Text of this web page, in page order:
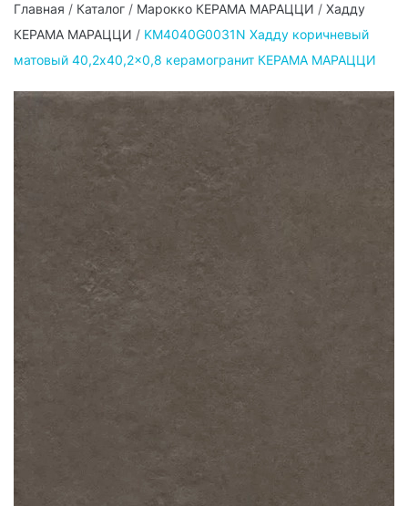
Главная / Каталог / Марокко КЕРАМА МАРАЦЦИ / Хадду
КЕРАМА МАРАЦЦИ / KM4040G0031N Хадду коричневый
матовый 40,2x40,2x0,8 керамогранит КЕРАМА МАРАЦЦИ